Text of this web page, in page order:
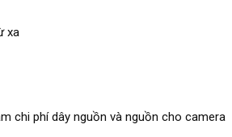
xa
chi phí dây nguồn và nguồn cho camera